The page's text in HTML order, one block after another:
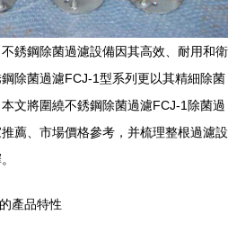
銹鋼除菌過濾設備因其高效、耐用和衛
除菌過濾FCJ-1型系列更以其精細除菌
文將圍繞不銹鋼除菌過濾FCJ-1除菌過
薦、市場價格參考，并梳理整根過濾設
產品特性